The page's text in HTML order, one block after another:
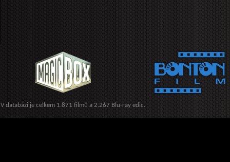
V databázi je celkem 1.871 filmů a 2.267 Blu-ray edic.